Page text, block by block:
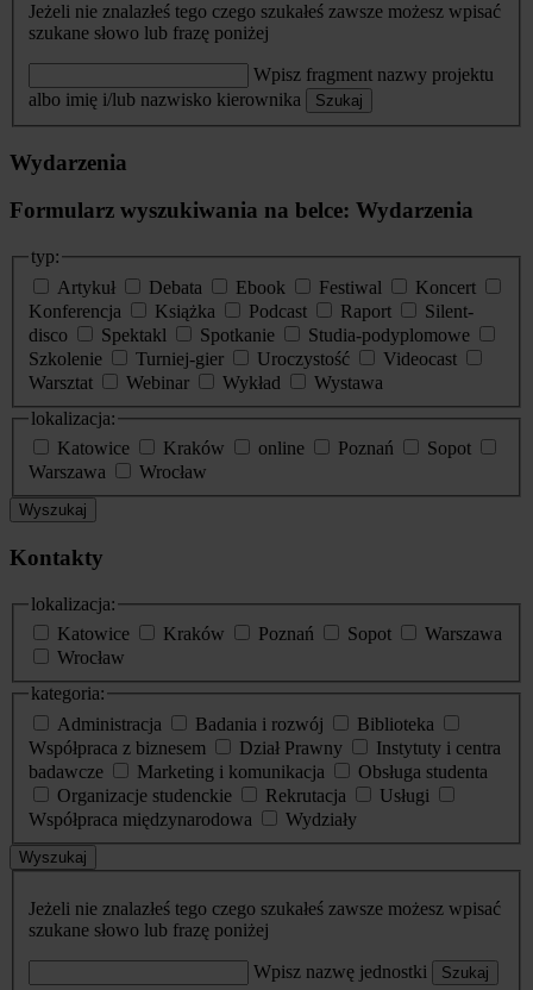
Jeżeli nie znalazłeś tego czego szukałeś zawsze możesz wpisać
szukane słowo lub frazę poniżej
Wpisz fragment nazwy projektu
albo imię i/lub nazwisko kierownika
Szukaj
Wydarzenia
Formularz wyszukiwania na belce: Wydarzenia
typ:
Artykuł
Debata Ebook Festiwal
Koncert
Konferencja
Książka Podcast Raport
Silent-
disco
Spektakl Spotkanie
Studia-podyplomowe
Szkolenie
Turniej-gier Uroczystość
Videocast
Warsztat
Webinar Wykład
Wystawa
lokalizacja:
Katowice
Kraków online Poznań
Sopot
Warszawa
Wrocław
Wyszukaj
Kontakty
lokalizacja:
Katowice
Kraków Poznań Sopot
Warszawa
Wrocław
kategoria:
Administracja
Badania i rozwój
Biblioteka
Współpraca z biznesem
Dział Prawny
Instytuty i centra
badawcze
Marketing i komunikacja
Obsługa studenta
Organizacje studenckie
Rekrutacja
Usługi
Współpraca międzynarodowa
Wydziały
Wyszukaj
Jeżeli nie znalazłeś tego czego szukałeś zawsze możesz wpisać
szukane słowo lub frazę poniżej
Wpisz nazwę jednostki Szukaj